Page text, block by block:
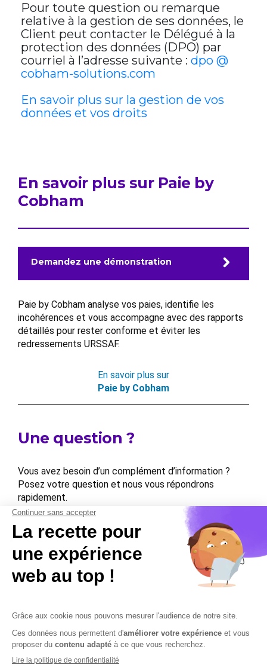
Pour toute question ou remarque
relative à la gestion de ses données, le
Client peut contacter le Délégué à la
protection des données (DPO) par
courriel à l’adresse suivante : dpo @
cobham-solutions.com
En savoir plus sur la gestion de vos
données et vos droits
En savoir plus sur Paie by
Cobham
Demandez une démonstration
Paie by Cobham analyse vos paies, identifie les
incohérences et vous accompagne avec des rapports
détaillés pour rester conforme et éviter les
redressements URSSAF.
En savoir plus sur
Paie by Cobham
Une question ?
Vous avez besoin d’un complément d’information ?
Posez votre question et nous vous répondrons
rapidement.
Contactez-nous
Contactez-nous Mentions légales
Plan du site
Sécurisation des données
Conditions Générales de Vente et d’Utilisation